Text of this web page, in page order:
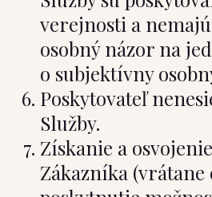
verejnosti a
osobný názor na
o subjektívny
Poskytovateľ
Služby.
Získanie a
Zákazníka